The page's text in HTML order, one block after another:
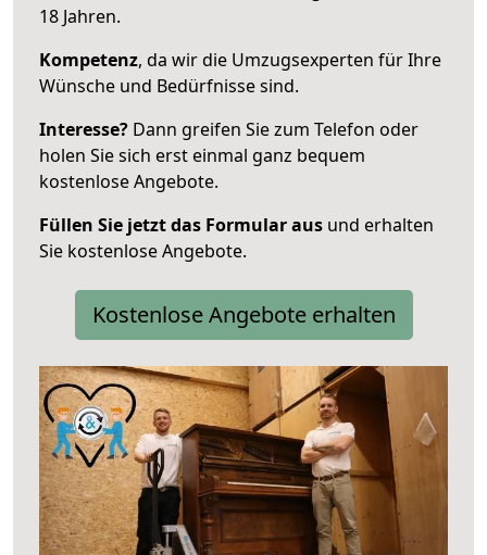
18 Jahren.
Kompetenz, da wir die Umzugsexperten für Ihre
Wünsche und Bedürfnisse sind.
Interesse? Dann greifen Sie zum Telefon oder
holen Sie sich erst einmal ganz bequem
kostenlose Angebote.
Füllen Sie jetzt das Formular aus und erhalten
Sie kostenlose Angebote.
Kostenlose Angebote erhalten